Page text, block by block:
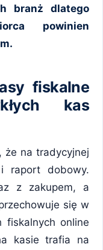
branż dlatego
powinien
fiskalne
kas
że na tradycyjnej
raport dobowy.
z zakupem, a
się w
fiskalnych online
kasie trafia na